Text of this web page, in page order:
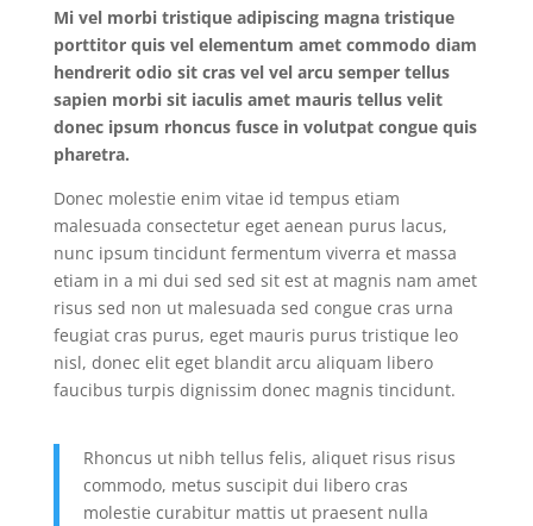
Mi vel morbi tristique adipiscing magna tristique
porttitor quis vel elementum amet commodo diam
hendrerit odio sit cras vel vel arcu semper tellus
sapien morbi sit iaculis amet mauris tellus velit
donec ipsum rhoncus fusce in volutpat congue quis
pharetra.
Donec molestie enim vitae id tempus etiam
malesuada consectetur eget aenean purus lacus,
nunc ipsum tincidunt fermentum viverra et massa
etiam in a mi dui sed sed sit est at magnis nam amet
risus sed non ut malesuada sed congue cras urna
feugiat cras purus, eget mauris purus tristique leo
nisl, donec elit eget blandit arcu aliquam libero
faucibus turpis dignissim donec magnis tincidunt.
Rhoncus ut nibh tellus felis, aliquet risus risus
commodo, metus suscipit dui libero cras
molestie curabitur mattis ut praesent nulla